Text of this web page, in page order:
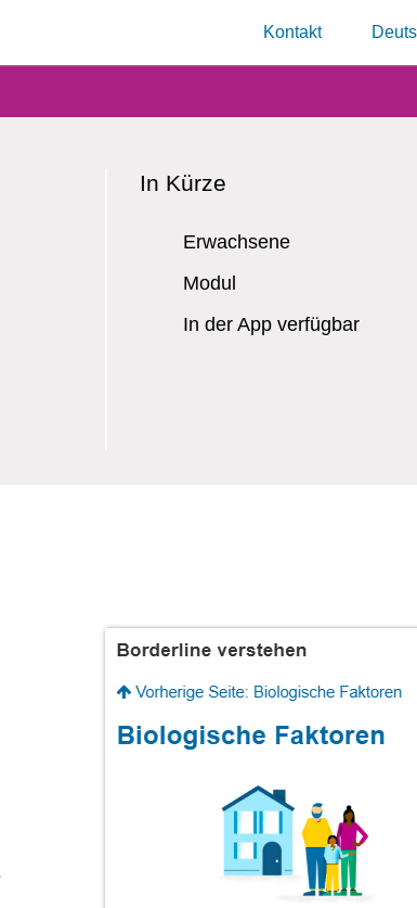
Suchseite
Kontakt
In Kürze
Erwachsene
Modul
In der App verfügbar